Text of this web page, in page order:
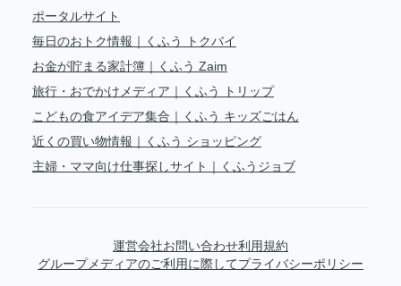
ポータルサイト
毎日のおトク情報｜くふう トクバイ
お金が貯まる家計簿｜くふう Zaim
旅行・おでかけメディア｜くふう トリップ
こどもの食アイデア集合｜くふう キッズごはん
近くの買い物情報｜くふう ショッピング
主婦・ママ向け仕事探しサイト｜くふうジョブ
運営会社お問い合わせ利用規約
グループメディアのご利用に際してプライバシーポリシー